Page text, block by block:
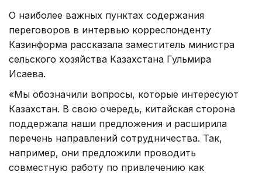
О наиболее важных пунктах содержания
переговоров в интервью корреспонденту
Казинформа рассказала заместитель министра
сельского хозяйства Казахстана Гульмира
Исаева.
«Мы обозначили вопросы, которые интересуют
Казахстан. В свою очередь, китайская сторона
поддержала наши предложения и расширила
перечень направлений сотрудничества. Так,
например, они предложили проводить
совместную работу по привлечению как